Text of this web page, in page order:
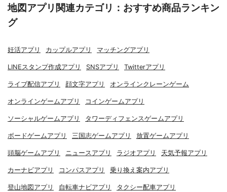
地図アプリ関連カテゴリ：おすすめ商品ランキン
グ
妊活アプリ カップルアプリ マッチングアプリ
LINEスタンプ作成アプリ SNSアプリ Twitterアプリ
ライブ配信アプリ 顔文字アプリ オンラインクレーンゲーム
オンラインゲームアプリ コインゲームアプリ
ソーシャルゲームアプリ タワーディフェンスゲームアプリ
ボードゲームアプリ 三国志ゲームアプリ 放置ゲームアプリ
頭脳ゲームアプリ ニュースアプリ ラジオアプリ 天気予報アプリ
カーナビアプリ コンパスアプリ 乗り換え案内アプリ
登山地図アプリ 自転車ナビアプリ タクシー配車アプリ